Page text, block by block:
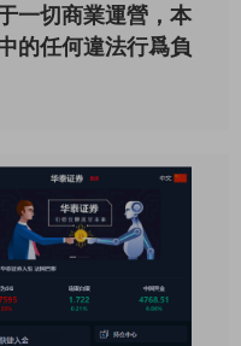
一切商業運營，本
的任何違法行爲負